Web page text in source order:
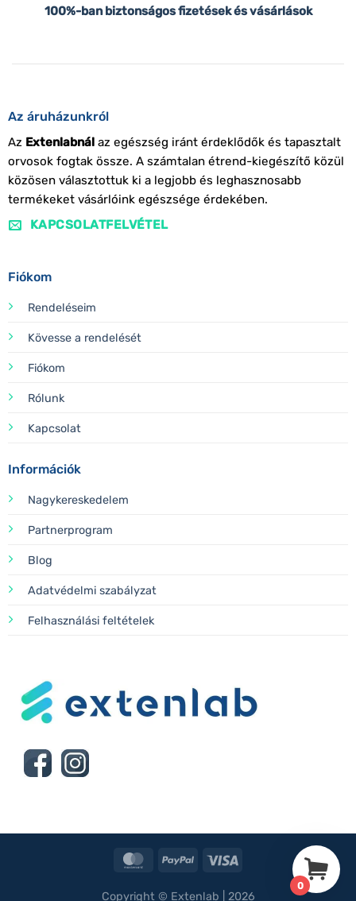
100%-ban biztonságos fizetések és vásárlások
Az áruházunkról
Az Extenlabnálaz egészség iránt érdeklődők és tapasztalt
orvosok fogtak össze. A számtalan étrend-kiegészítő közül
közösen választottuk ki a legjobb és leghasznosabb
termékeket vásárlóink egészsége érdekében.
KAPCSOLATFELVÉTEL
Fiókom
Rendeléseim
Kövesse a rendelését
Fiókom
Rólunk
Kapcsolat
Információk
Nagykereskedelem
Partnerprogram
Blog
Adatvédelmi szabályzat
Felhasználási feltételek
MasterCardPayPal
Copyright © Extenlab | 2026
0